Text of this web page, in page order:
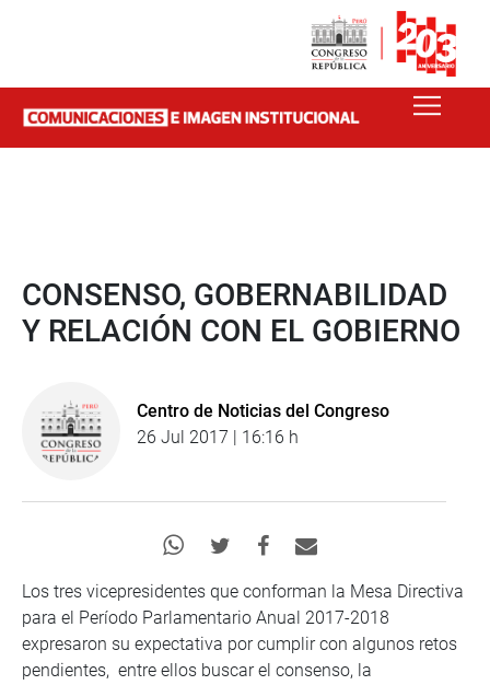
CONSENSO, GOBERNABILIDAD
Y RELACIÓN CON EL GOBIERNO
Centro de Noticias del Congreso
26 Jul 2017 | 16:16 h
Los tres vicepresidentes que conforman la Mesa Directiva
para el Período Parlamentario Anual 2017-2018
expresaron su expectativa por cumplir con algunos retos
pendientes, entre ellos buscar el consenso, la